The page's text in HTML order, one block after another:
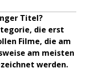
Titel?
die erst
Filme, die am
am meisten
werden.